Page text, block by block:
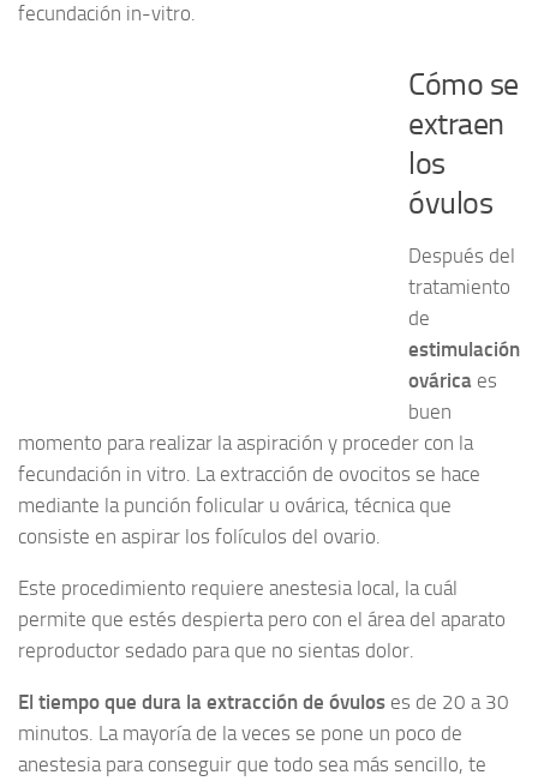
fecundación in-vitro.
Cómo se
extraen
los
óvulos
Después del
tratamiento
de
estimulación
ovárica es
buen
momento para realizar la aspiración y proceder con la
fecundación in vitro. La extracción de ovocitos se hace
mediante la punción folicular u ovárica, técnica que
consiste en aspirar los folículos del ovario.
Este procedimiento requiere anestesia local, la cuál
permite que estés despierta pero con el área del aparato
reproductor sedado para que no sientas dolor.
El tiempo que dura la extracción de óvulos es de 20 a 30
minutos. La mayoría de la veces se pone un poco de
anestesia para conseguir que todo sea más sencillo, te